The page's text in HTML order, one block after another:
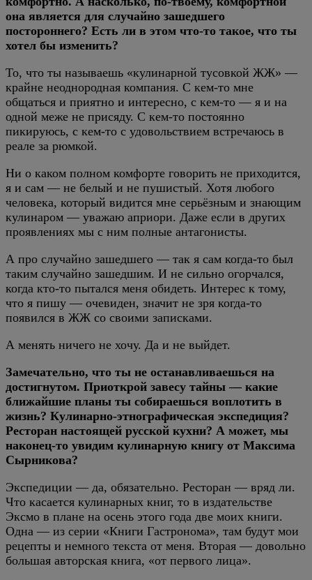
она является для случайно зашедшего
постороннего? Есть ли в этом что-то такое, что ты
хотел бы изменить?
То, что ты называешь «кулинарной тусовкой ЖЖ» —
крайне неоднородная компания. С кем-то мне
общаться и приятно и интересно, с кем-то — я и на
одной меже не присяду. С кем-то постоянно
пикируюсь, с кем-то с удовольствием встречаюсь в
реале за рюмкой.
Ни о каком полном комфорте говорить не приходится,
я и сам — не белый и не пушистый. Хотя любого
человека, который видится мне серьёзным и знающим
кулинаром — уважаю априори. Даже если в других
проявлениях мы с ним полные антагонисты.
А про случайно зашедшего — так я сам когда-то был
таким случайно зашедшим. И не сильно огорчался,
когда кто-то пытался меня обидеть. Интерес к тому,
что я пишу — очевиден, значит не зря когда-то
появился в ЖЖ со своими записками.
А менять ничего не хочу. Да и не выйдет.
Замечательно, что ты не останавливаешься на
достигнутом. Приоткрой завесу тайны — какие
ближайшие планы ты собираешься воплотить в
жизнь? Кулинарно-этнографическая экспедиция?
Ресторан настоящей русской кухни? А может, мы
наконец-то увидим кулинарную книгу от Максима
Сырникова?
Экспедиции — да, обязательно. Ресторан — вряд ли.
Что касается кулинарных книг, то в издательстве
Эксмо в плане на осень этого года две моих книги.
Одна — из серии «Книги Гастронома», там будут мои
рецепты и немного текста от меня. Вторая — довольно
большая авторская книга, «от первого лица».